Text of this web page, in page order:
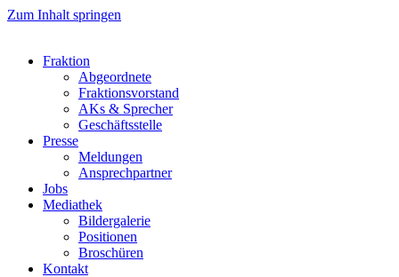
Zum Inhalt springen
Fraktion
Abgeordnete
Fraktions­vorstand
AKs & Sprecher
Geschäftsstelle
Presse
Meldungen
Ansprechpartner
Jobs
Mediathek
Bildergalerie
Positionen
Broschüren
Kontakt